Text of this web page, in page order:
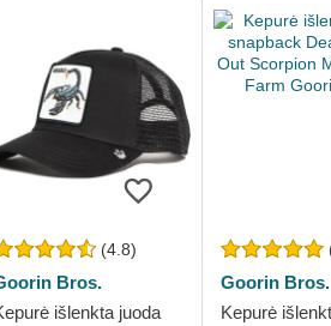
(4.8)
Bros.
išlenkta juoda
Goorin Bros.
Kepurė